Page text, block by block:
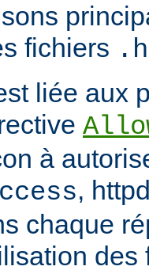
fichiers
liée aux
à
,
chaque